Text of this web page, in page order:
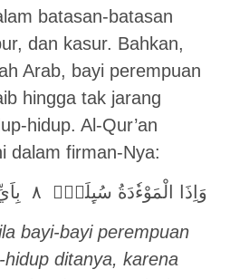
batasan-batasan
dan kasur. Bahkan,
Arab, bayi perempuan
hingga tak jarang
hidup. Al-Qur’an
dalam firman-Nya:
وَاِذَا الْمَوْءٗدَةُ سُىِٕلَتْۖ ٨ بِاَيِّ ذَنْۢبٍ قُتِلَتْۚ
bayi-bayi perempuan
ditanya, karena